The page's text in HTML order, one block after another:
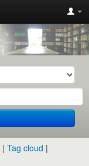
Tag cloud